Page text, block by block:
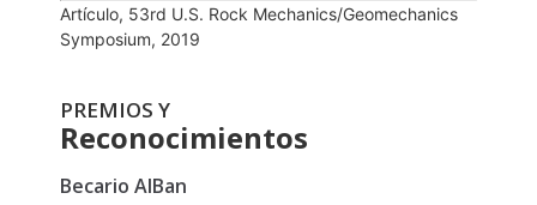
Artículo, 53rd U.S. Rock Mechanics/Geomechanics
Symposium, 2019
PREMIOS Y
Reconocimientos
Becario AlBan